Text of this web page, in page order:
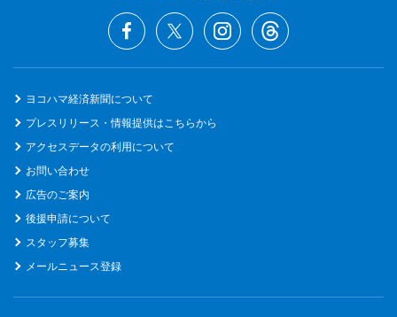
ヨコハマ経済新聞について
プレスリリース・情報提供はこちらから
アクセスデータの利用について
お問い合わせ
広告のご案内
後援申請について
スタッフ募集
メールニュース登録